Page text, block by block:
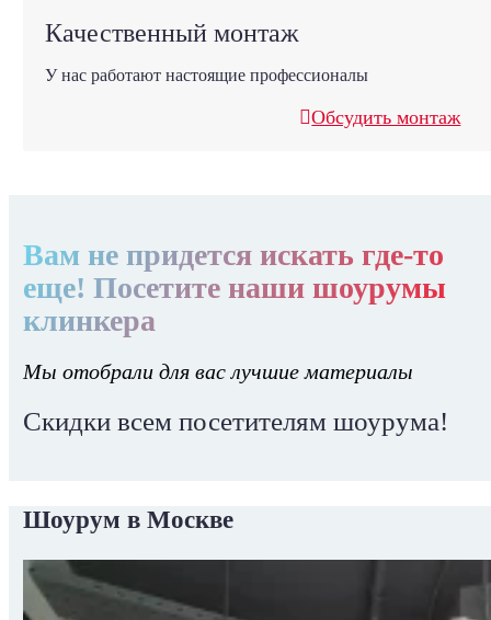
Качественный монтаж
У нас работают настоящие профессионалы
Обсудить монтаж
Вам не придется искать где-то
еще! Посетите наши шоурумы
клинкера
Мы отобрали для вас лучшие материалы
Скидки всем посетителям шоурума!
Шоурум в Москве